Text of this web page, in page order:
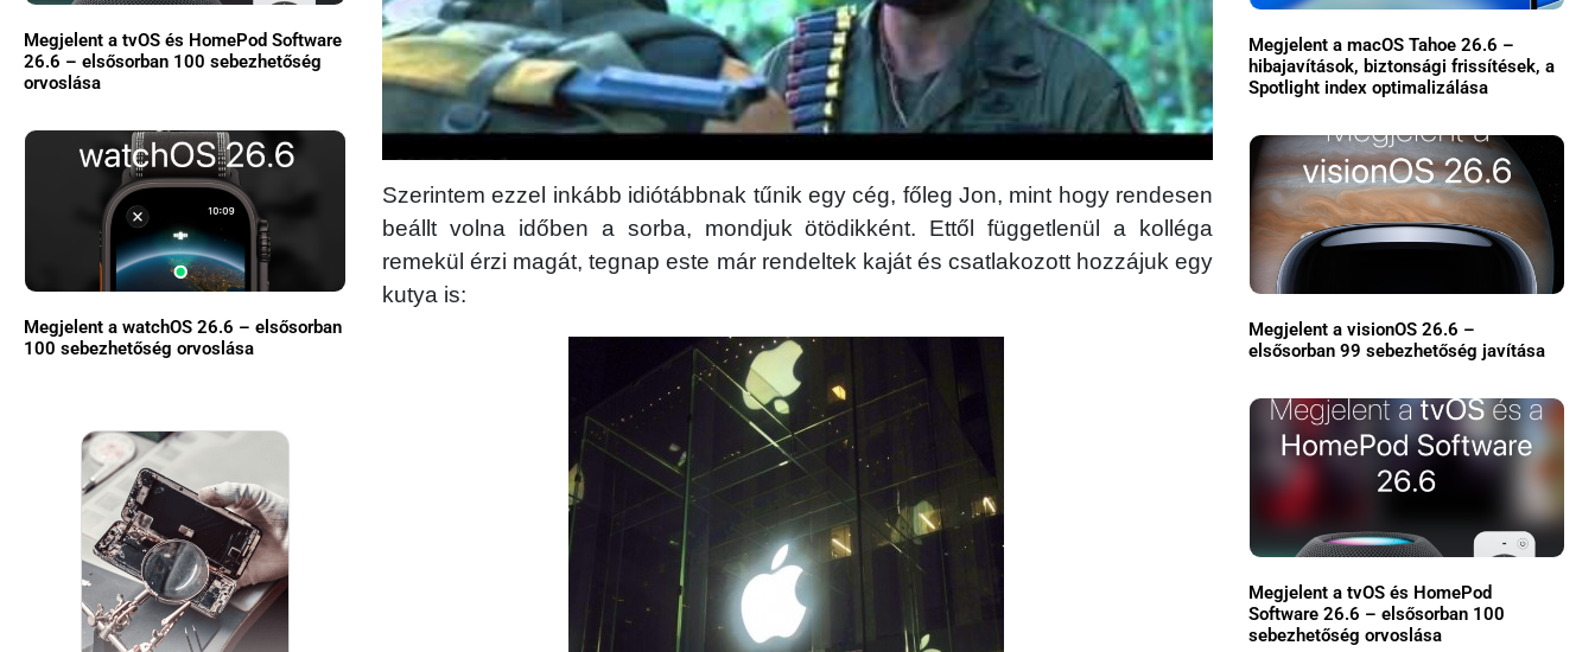
Megjelent a tvOS és HomePod Software
26.6 – elsősorban 100 sebezhetőség
orvoslása
Megjelent a watchOS 26.6 – elsősorban
100 sebezhetőség orvoslása
Szerintem ezzel inkább idiótábbnak tűnik egy cég, főleg Jon, mint hogy rendesen
beállt volna időben a sorba, mondjuk ötödikként. Ettől függetlenül a kolléga
remekül érzi magát, tegnap este már rendeltek kaját és csatlakozott hozzájuk egy
kutya is:
Megjelent a macOS Tahoe 26.6 –
hibajavítások, biztonsági frissítések, a
Spotlight index optimalizálása
Megjelent a visionOS 26.6 –
elsősorban 99 sebezhetőség javítása
Megjelent a tvOS és HomePod
Software 26.6 – elsősorban 100
sebezhetőség orvoslása
Főoldal
Közösség
Használt Apple
Apple szerviz